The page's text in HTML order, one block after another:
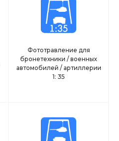
Фототравление для
бронетехники / военных
автомобилей / артиллерии
1: 35